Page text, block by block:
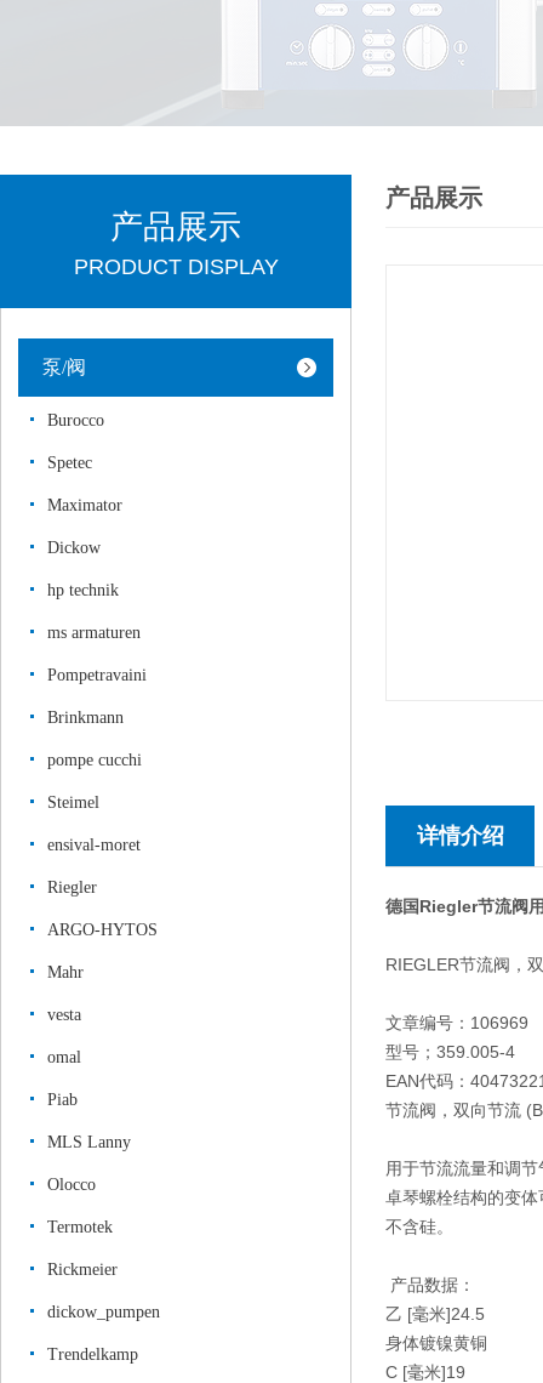
产品展示
PRODUCT DISPLAY
泵/阀
Burocco
Spetec
Maximator
Dickow
hp technik
ms armaturen
Pompetravaini
Brinkmann
pompe cucchi
Steimel
ensival-moret
Riegler
ARGO-HYTOS
Mahr
vesta
omal
Piab
MLS Lanny
Olocco
Termotek
Rickmeier
dickow_pumpen
Trendelkamp
产品展示
详情介绍
德国Riegler节流阀
RIEGLER节流阀，
文章编号：106969
型号；359.005-4
EAN代码：
节流阀，双向节流
用于节流流量和调
卓琴螺栓结构的变
不含硅。
产品数据：
乙 [毫米]24.5
身体镀镍黄铜
C [毫米]19